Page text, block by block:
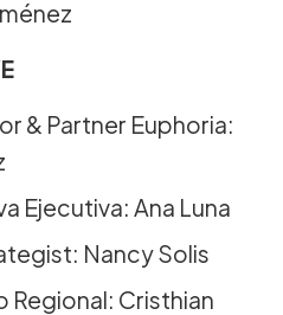
& Partner Euphoria:
Ejecutiva: Ana Luna
Nancy Solis
Cristhian